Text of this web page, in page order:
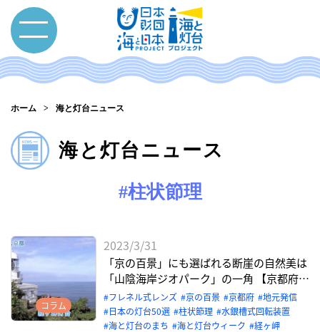
ホーム 海と灯台ニュース
海と灯台ニュース
#柱状節理
コラム
2023/3/31
「京の百景」にも選ばれる断崖の自然美は
「山陰海岸ジオパーク」の一角 【京都府京
丹後市 経ヶ岬灯台】
フレネル式レンズ 京の百景 京都府
地元発信
日本の灯台50選
柱状節理
水銀槽式回転装置
海と灯台のまち
海と灯台ウィーク
経ヶ岬